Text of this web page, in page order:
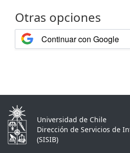
Otras opciones
Continuar con Google
Universidad de Chile
Dirección de Servicios de
(SISIB)